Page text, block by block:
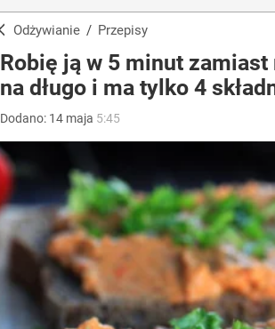
Odżywianie / Przepisy
Robię ją w 5 minut zamiast
na długo i ma tylko 4
Dodano: 14 maja 5:45